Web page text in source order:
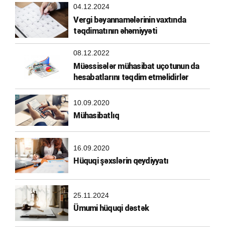
04.12.2024
Vergi bəyannamələrinin vaxtında
təqdimatının əhəmiyyəti
08.12.2022
Müəssisələr mühasibat uçotunun da
hesabatlarını təqdim etməlidirlər
10.09.2020
Mühasibatlıq
16.09.2020
Hüquqi şəxslərin qeydiyyatı
25.11.2024
Ümumi hüquqi dəstək